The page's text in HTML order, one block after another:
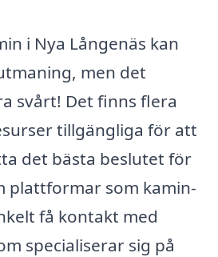
i Nya Långenäs kan
men det
svårt! Det finns flera
tillgängliga för att
det bästa beslutet för
plattformar som kamin-
få kontakt med
specialiserar sig på